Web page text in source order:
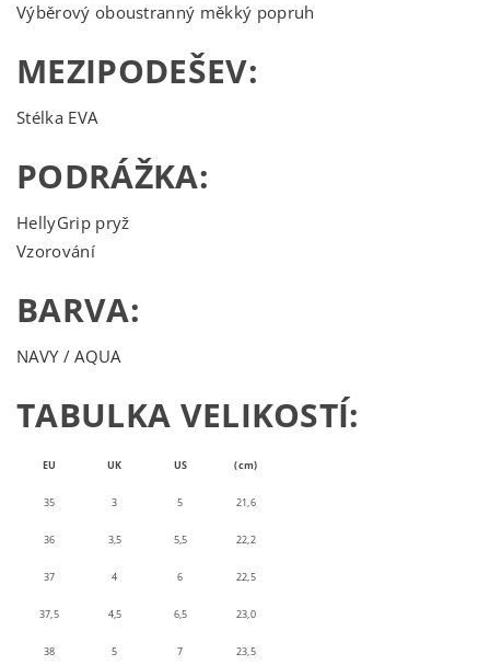
Výběrový oboustranný měkký popruh
MEZIPODEŠEV:
Stélka EVA
PODRÁŽKA:
HellyGrip pryž
Vzorování
BARVA:
NAVY / AQUA
TABULKA VELIKOSTÍ:
EU UK US (cm)
35 3 5 21,6
36 3,5 5,5 22,2
37 4 6 22,5
37,5 4,5 6,5 23,0
38 5 7 23,5